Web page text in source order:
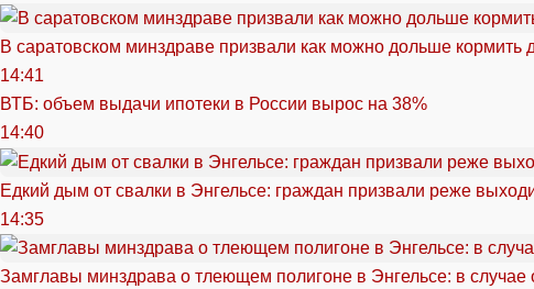
В саратовском минздраве призвали как можно дольше кормить
14:41
ВТБ: объем выдачи ипотеки в России вырос на 38%
14:40
Едкий дым от свалки в Энгельсе: граждан призвали реже
14:35
Замглавы минздрава о тлеющем полигоне в Энгельсе: в